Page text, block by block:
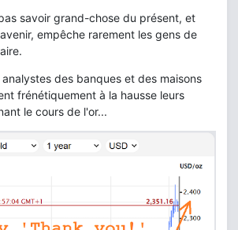
savoir grand-chose du présent, et
empêche rarement les gens de
des banques et des maisons
frénétiquement à la hausse leurs
le cours de l'or...